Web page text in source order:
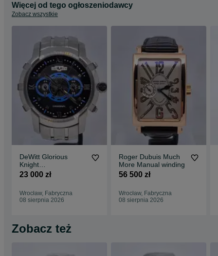
Więcej od tego ogłoszeniodawcy
Zobacz wszystkie
DeWitt Glorious
Knight
FTV.CHR.007.S4
23 000 zł
Wrocław, Fabryczna
08 sierpnia 2026
Roger Dubuis Much
More Manual winding
56 500 zł
Wrocław, Fabryczna
08 sierpnia 2026
Zobacz też